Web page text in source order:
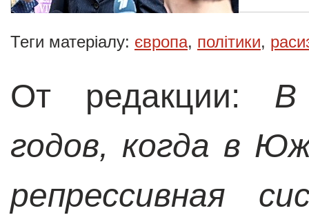
Теги матеріалу: європа, політики,
От редакции: В
годов, когда в
репрессивная